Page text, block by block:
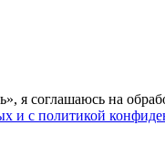
я соглашаюсь на
и с политикой